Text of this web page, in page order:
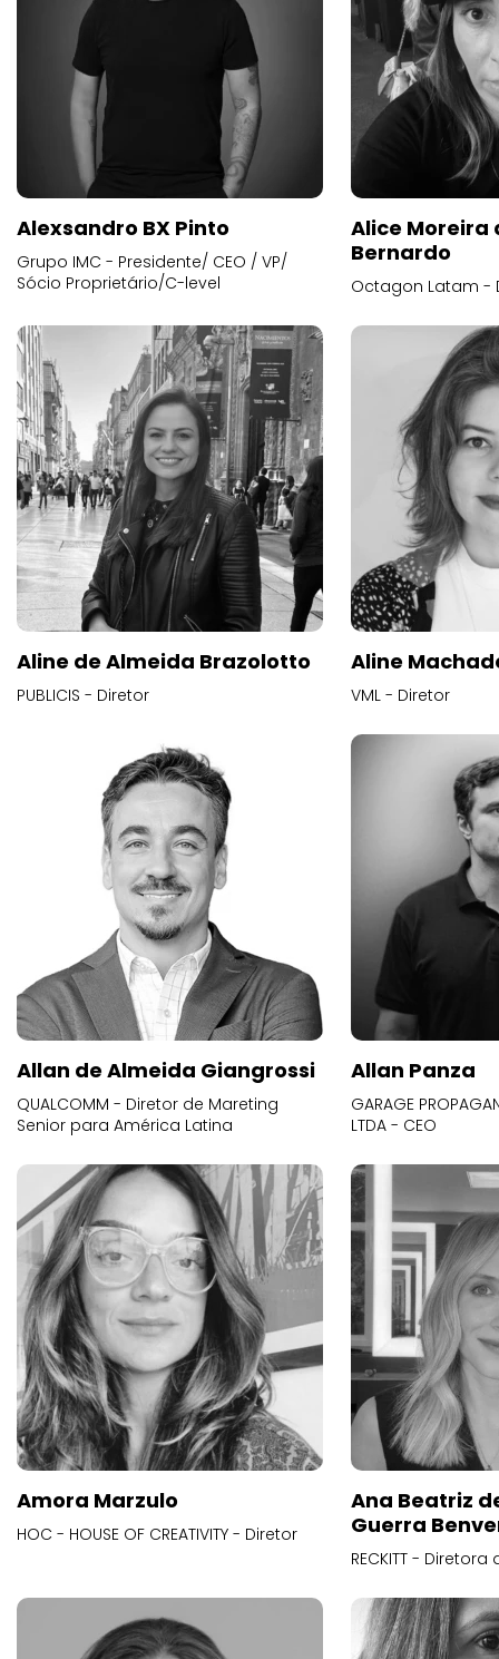
Alexsandro BX Pinto
Grupo IMC - Presidente/ CEO / VP/
Sócio Proprietário/C-level
Alice
Bernardo
Octagon Latam -
Aline de Almeida Brazolotto
PUBLICIS - Diretor
Aline
VML - Diretor
Allan de Almeida Giangrossi
QUALCOMM - Diretor de Mareting
Senior para América Latina
Allan Panza
GARAGE
LTDA - CEO
Amora Marzulo
HOC - HOUSE OF CREATIVITY - Diretor
Ana Beatriz
Guerra
RECKITT -